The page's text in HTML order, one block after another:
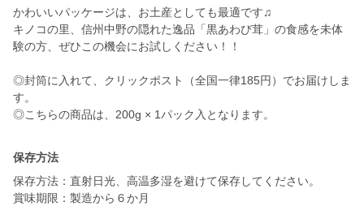
かわいいパッケージは、お土産としても最適です♫
キノコの里、信州中野の隠れた逸品「黒あわび茸」の食感を未体
験の方、ぜひこの機会にお試しください！！
◎封筒に入れて、クリックポスト（全国一律185円）でお届けしま
す。
◎こちらの商品は、200g × 1パック入となります。
保存方法
保存方法：直射日光、高温多湿を避けて保存してください。
賞味期限：製造から６か月